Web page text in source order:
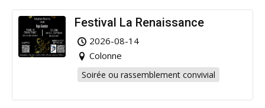
Festival La Renaissance
2026-08-14
Colonne
Soirée ou rassemblement convivial